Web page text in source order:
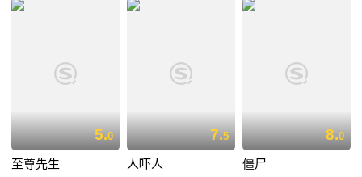
5.0
至尊先生
7.5
人吓人
8.0
僵尸